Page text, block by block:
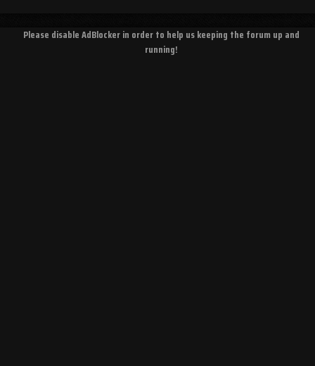
Please disable AdBlocker in order to help us keeping the forum up and
running!